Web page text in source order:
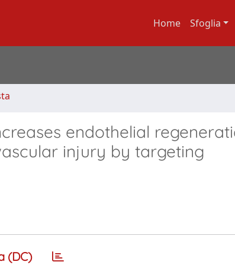
Home Sfoglia
endothelial
injury by targeting
(DC)